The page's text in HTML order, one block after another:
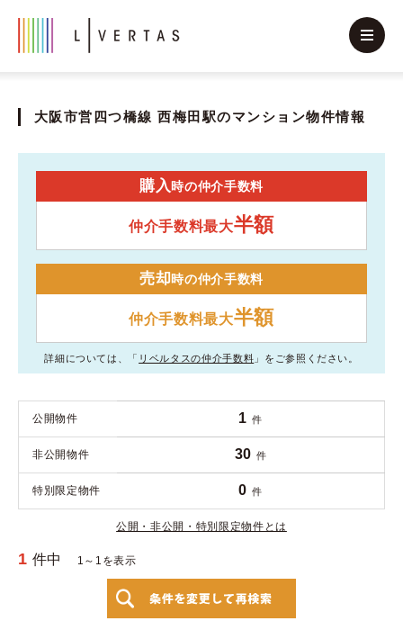
大阪市営四つ橋線 西梅田駅のマンション物件情報
購入時の仲介手数料
仲介手数料最大半額
売却時の仲介手数料
仲介手数料最大半額
詳細については、「 リベルタスの仲介手数料 」をご参照ください。
公開物件 1 件
非公開物件 30 件
特別限定物件 0 件
公開・非公開・特別限定物件とは
1 件中 1～1を表示